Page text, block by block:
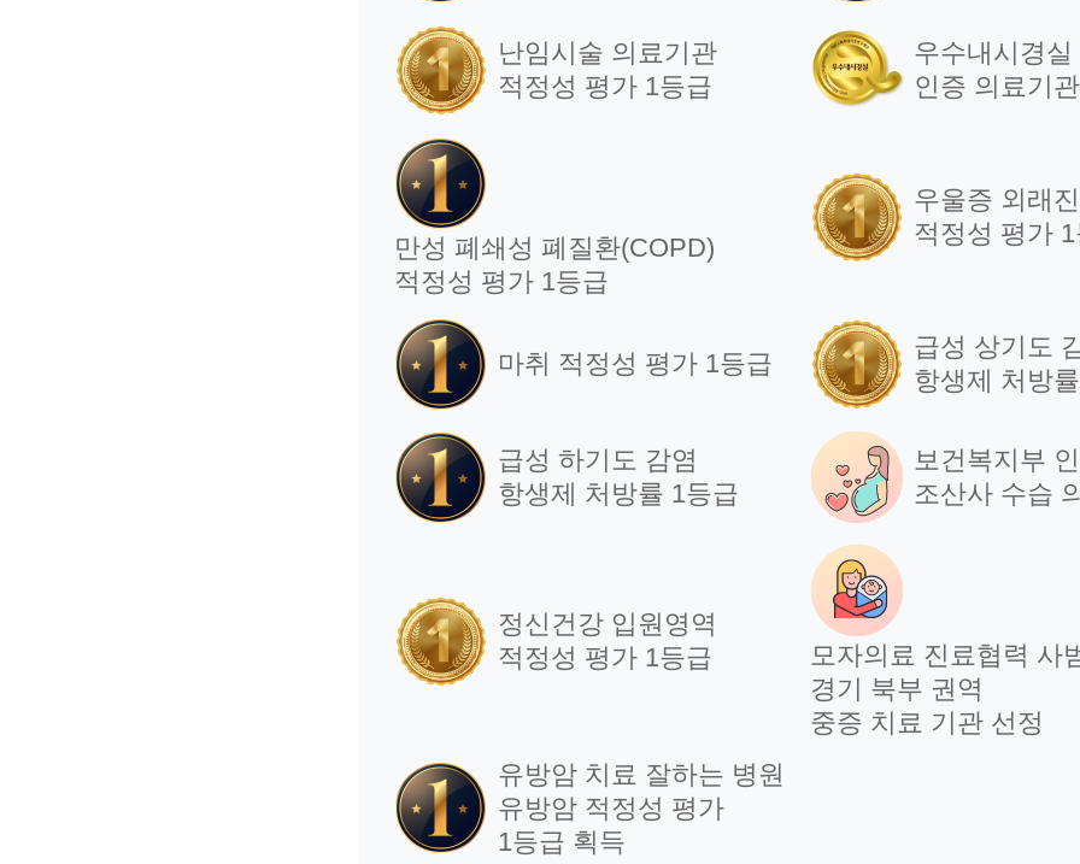
난임시술 의료기관
적정성 평가 1등급
우수내시경실
인증 의료기관
만성 폐쇄성 폐질환(COPD)
적정성 평가 1등급
우울증 외래
적정성 평가
마취 적정성 평가 1등급
급성 상기도
항생제 처방
급성 하기도 감염
항생제 처방률 1등급
보건복지부
조산사 수습
정신건강 입원영역
적정성 평가 1등급
모자의료 진료협력 사
경기 북부 권역
중증 치료 기관 선정
유방암 치료 잘하는 병원
유방암 적정성 평가
1등급 획득